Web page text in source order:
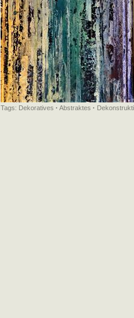
Tags: Dekoratives · Abstraktes ·